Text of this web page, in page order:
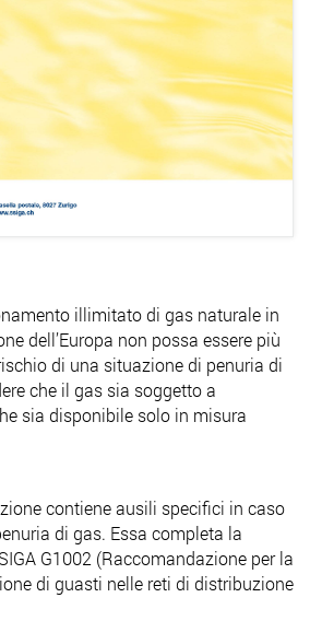
illimitato di gas naturale in
dell’Europa non possa essere più
di una situazione di penuria di
che il gas sia soggetto a
sia disponibile solo in misura
contiene ausili specifici in caso
di gas. Essa completa la
G1002 (Raccomandazione per la
di guasti nelle reti di distribuzione